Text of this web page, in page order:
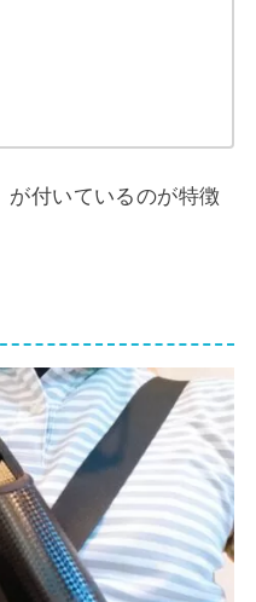
が付いているのが特徴